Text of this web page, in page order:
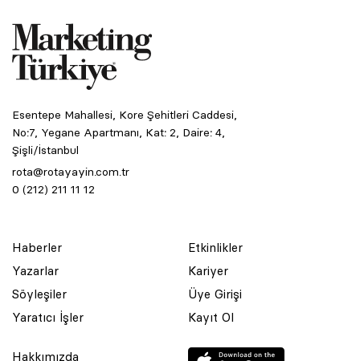
Esentepe Mahallesi, Kore Şehitleri Caddesi,
No:7, Yegane Apartmanı, Kat: 2, Daire: 4,
Şişli/İstanbul
rota@rotayayin.com.tr
0 (212) 211 11 12
Haberler
Yazarlar
Söyleşiler
Yaratıcı İşler
Etkinlikler
Kariyer
Üye Girişi
Kayıt Ol
Hakkımızda